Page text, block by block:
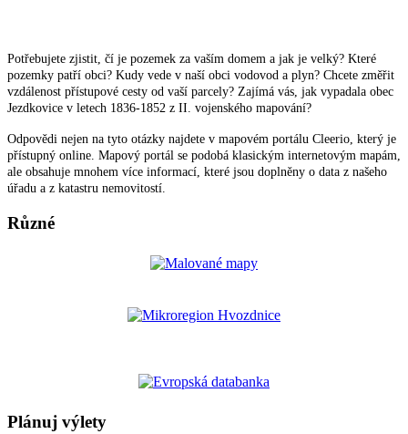
Potřebujete zjistit, čí je pozemek za vaším domem a jak je velký? Které
pozemky patří obci? Kudy vede v naší obci vodovod a plyn? Chcete změřit
vzdálenost přístupové cesty od vaší parcely? Zajímá vás, jak vypadala obec
Jezdkovice v letech 1836-1852 z II. vojenského mapování?
Odpovědi nejen na tyto otázky najdete v mapovém portálu Cleerio, který je
přístupný online. Mapový portál se podobá klasickým internetovým mapám,
ale obsahuje mnohem více informací, které jsou doplněny o data z našeho
úřadu a z katastru nemovitostí.
Různé
Plánuj výlety